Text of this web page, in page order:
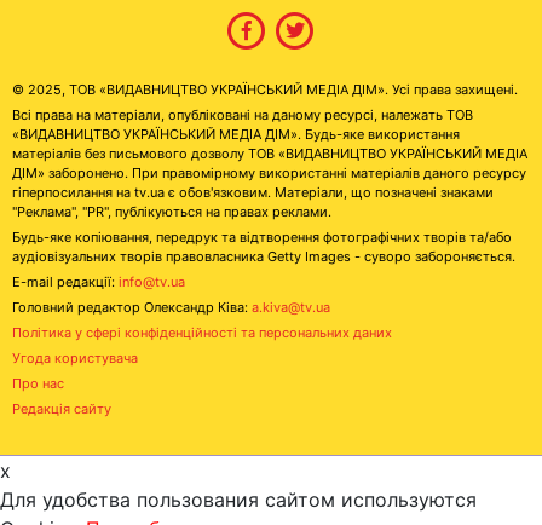
© 2025, ТОВ «ВИДАВНИЦТВО УКРАЇНСЬКИЙ МЕДІА ДІМ». Усі права захищені.
Всі права на матеріали, опубліковані на даному ресурсі, належать ТОВ
«ВИДАВНИЦТВО УКРАЇНСЬКИЙ МЕДІА ДІМ». Будь-яке використання
матеріалів без письмового дозволу ТОВ «ВИДАВНИЦТВО УКРАЇНСЬКИЙ МЕДІА
ДІМ» заборонено. При правомірному використанні матеріалів даного ресурсу
гіперпосилання на tv.ua є обов'язковим. Матеріали, що позначені знаками
"Реклама", "PR", публікуються на правах реклами.
Будь-яке копіювання, передрук та відтворення фотографічних творів та/або
аудіовізуальних творів правовласника Getty Images - суворо забороняється.
E-mail редакції: info@tv.ua
Головний редактор Олександр Ківа: a.kiva@tv.ua
Політика у сфері конфіденційності та персональних даних
Угода користувача
Про нас
Редакція сайту
x
Для удобства пользования сайтом используются